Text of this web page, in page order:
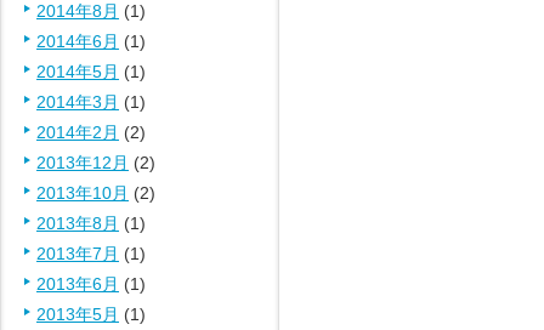
2014年8月 (1)
2014年6月 (1)
2014年5月 (1)
2014年3月 (1)
2014年2月 (2)
2013年12月 (2)
2013年10月 (2)
2013年8月 (1)
2013年7月 (1)
2013年6月 (1)
2013年5月 (1)